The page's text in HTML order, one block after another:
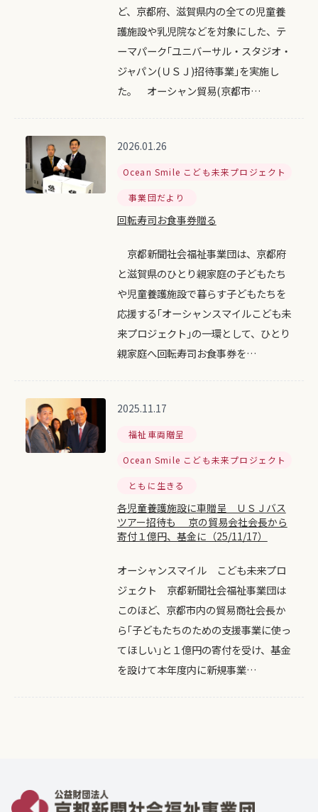
ど、京都府、滋賀県内の全ての児童養
護施設や乳児院などを対象にした、テ
ーマパーク｢ユニバーサル・スタジオ・
ジャパン(ＵＳＪ)招待事業｣を実施し
た。 オーシャン貿易(京都市…
2026.01.26
Ocean Smile こども未来プロジェクト
事業団だより
回転寿司お食事券贈る
京都新聞社会福祉事業団は、京都府
と滋賀県のひとり親家庭の子どもたち
や児童養護施設で暮らす子どもたちを
応援する｢オーシャンスマイルこども未
来プロジェクト｣の一環として、ひとり
親家庭へ回転寿司お食事券を…
2025.11.17
福祉車両贈呈
Ocean Smile こども未来プロジェクト
ともに生きる
各児童養護施設に車贈呈 ＵＳＪバス
ツアー招待も 京の貿易会社会長から
寄付１億円、基金に（25/11/17）
オーシャンスマイル こども未来プロ
ジェクト 京都新聞社会福祉事業団は
このほど、京都市内の貿易商社会長か
ら｢子どもたちのための支援事業に使っ
てほしい｣と１億円の寄付を受け、基金
を設けて本年度内に新規事業…